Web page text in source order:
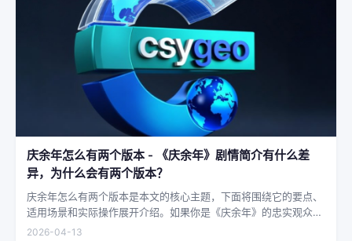
庆余年怎么有两个版本 - 《庆余年》剧情简介有什么差
异，为什么会有两个版本？
庆余年怎么有两个版本是本文的核心主题，下面将围绕它的要点、
适用场景和实际操作展开介绍。如果你是《庆余年》的忠实观众，
可能会发现这部剧在不同视频平台上呈现出两个略有差异的版本，
2026-04-13